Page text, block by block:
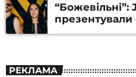
“Божевільні”:
презентували
РЕКЛАМА